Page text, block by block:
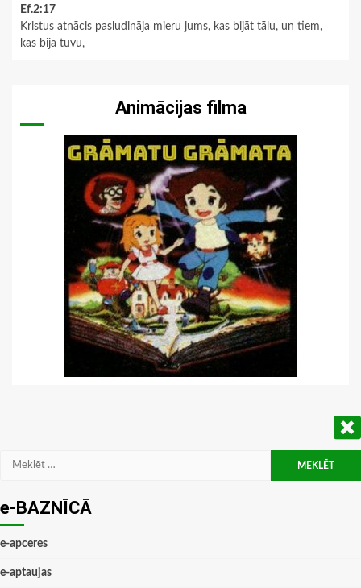
Ef.2:17
Kristus atnācis pasludināja mieru jums, kas bijāt tālu, un tiem,
kas bija tuvu,
Animācijas filma
Meklēt:
e-BAZNĪCĀ
e-apceres
e-aptaujas